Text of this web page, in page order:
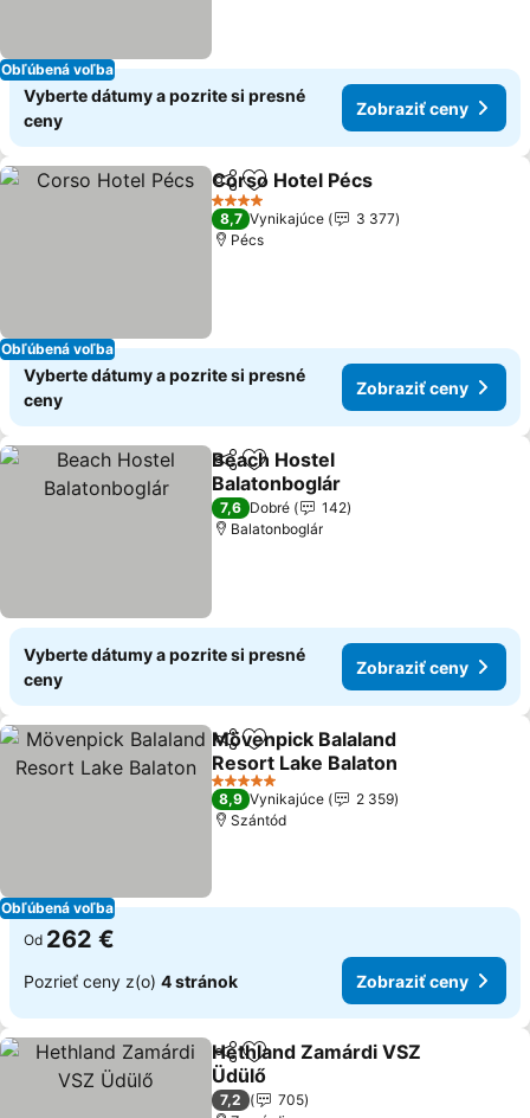
Obľúbená voľba
Vyberte dátumy a pozrite si presné
ceny
Zobraziť ceny
Obľúbená voľba
ZdieľaťPridať do obľúbených
Corso Hotel Pécs
4 Počet hviezdičiek
8,7 Vynikajúce
3 377
Pécs
Vyberte dátumy a pozrite si presné
ceny
Zobraziť ceny
ZdieľaťPridať do obľúbených
Beach Hostel
Balatonboglár
7,6 Dobré
142
Balatonboglár
Vyberte dátumy a pozrite si presné
ceny
Zobraziť ceny
Obľúbená voľba
ZdieľaťPridať do obľúbených
Mövenpick Balaland
Resort Lake Balaton
5 Počet hviezdičiek
8,9 Vynikajúce
2 359
Szántód
Od 262 €
Pozrieť ceny z(o) 4 stránok Zobraziť ceny
ZdieľaťPridať do obľúbených
Hethland Zamárdi VSZ
Üdülő
7,2
705